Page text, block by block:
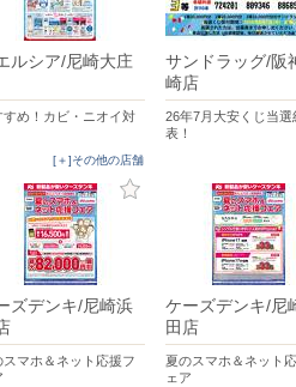
ルシア/尼崎大庄
すめ！カビ・ニオイ対
[＋]その他の店舗
サンドラッグ/阪
崎店
26年7月大安くじ当選
表！
ズデンキ/尼崎浜
スマホ＆ネット応援フ
ケーズデンキ/尼
田店
夏のスマホ＆ネット
ェア